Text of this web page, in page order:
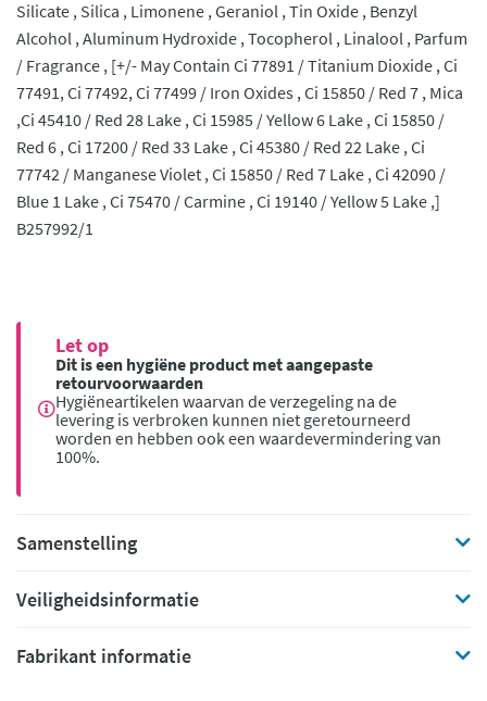
Silicate , Silica , Limonene , Geraniol , Tin Oxide , Benzyl
Alcohol , Aluminum Hydroxide , Tocopherol , Linalool , Parfum
/ Fragrance , [+/- May Contain Ci 77891 / Titanium Dioxide , Ci
77491, Ci 77492, Ci 77499 / Iron Oxides , Ci 15850 / Red 7 , Mica
,Ci 45410 / Red 28 Lake , Ci 15985 / Yellow 6 Lake , Ci 15850 /
Red 6 , Ci 17200 / Red 33 Lake , Ci 45380 / Red 22 Lake , Ci
77742 / Manganese Violet , Ci 15850 / Red 7 Lake , Ci 42090 /
Blue 1 Lake , Ci 75470 / Carmine , Ci 19140 / Yellow 5 Lake ,]
B257992/1
Let op
Dit is een hygiëne product met aangepaste
retourvoorwaarden
Hygiëneartikelen waarvan de verzegeling na de
levering is verbroken kunnen niet geretourneerd
worden en hebben ook een waardevermindering van
100%.
Samenstelling
Veiligheidsinformatie
Fabrikant informatie